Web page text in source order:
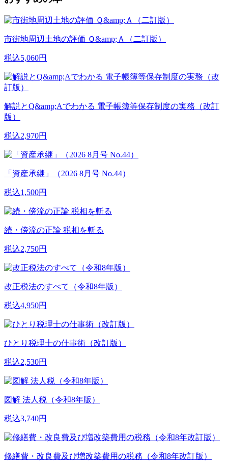
市街地周辺土地の評価 Ｑ&amp;Ａ（二訂版）
税込5,060円
解説とQ&amp;Aでわかる 電子帳簿等保存制度の実務（改訂
版）
税込2,970円
「資産承継」（2026 8月号 No.44）
税込1,500円
続・傍流の正論 税相を斬る
税込2,750円
改正税法のすべて（令和8年版）
税込4,950円
ひとり税理士の仕事術（改訂版）
税込2,530円
図解 法人税（令和8年版）
税込3,740円
修繕費・改良費及び増改築費用の税務（令和8年改訂版）